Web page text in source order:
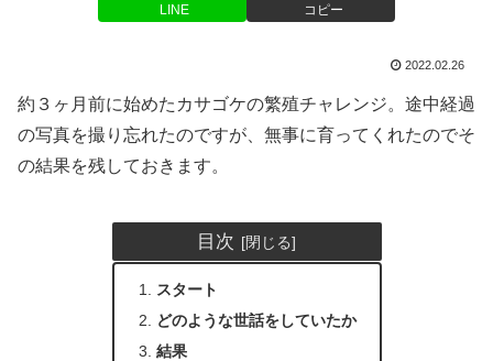
LINE コピー
2022.02.26
約３ヶ月前に始めたカサゴケの繁殖チャレンジ。途中経過
の写真を撮り忘れたのですが、無事に育ってくれたのでそ
の結果を残しておきます。
目次
スタート
どのような世話をしていたか
結果